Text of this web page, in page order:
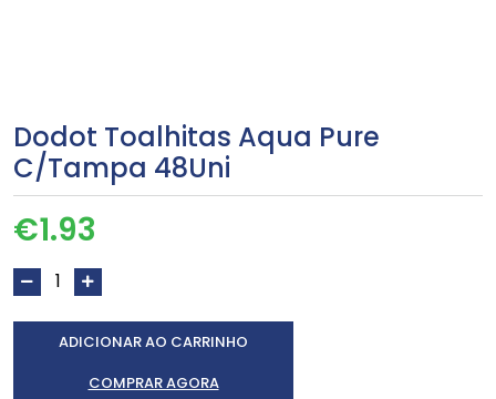
Dodot Toalhitas Aqua Pure
C/Tampa 48Uni
€1.93
ADICIONAR AO CARRINHO
COMPRAR AGORA